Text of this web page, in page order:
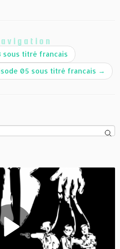
sous titré francais
05 sous titré francais →
Play